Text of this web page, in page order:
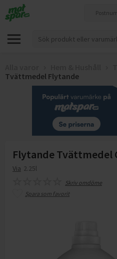
Tvättmedel Flytande
Flytande Tvättmedel
Via 2.25l
Skriv omdöme
Spara som favorit